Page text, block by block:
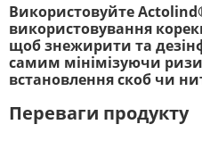
Використовуйте
використовування
щоб знежирити та
самим мінімізуючи
встановлення скоб чи
Переваги продукту